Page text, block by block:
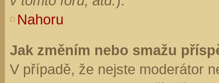
Nahoru
Jak změním nebo smažu
V případě, že nejste moderátor